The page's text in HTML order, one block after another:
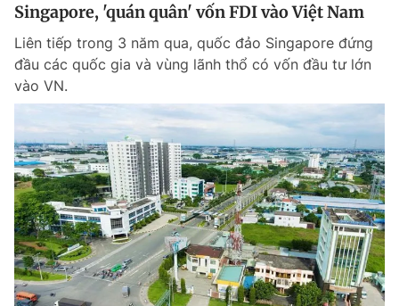
Singapore, 'quán quân' vốn FDI vào Việt Nam
Liên tiếp trong 3 năm qua, quốc đảo Singapore đứng
đầu các quốc gia và vùng lãnh thổ có vốn đầu tư lớn
vào VN.